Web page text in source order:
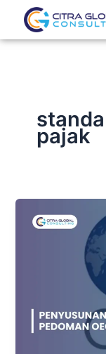
Lewati
konten
pajak